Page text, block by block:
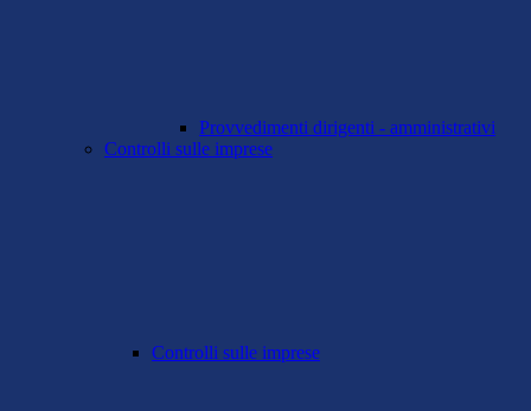
Provvedimenti dirigenti - amministrativi
Controlli sulle imprese
Controlli sulle imprese